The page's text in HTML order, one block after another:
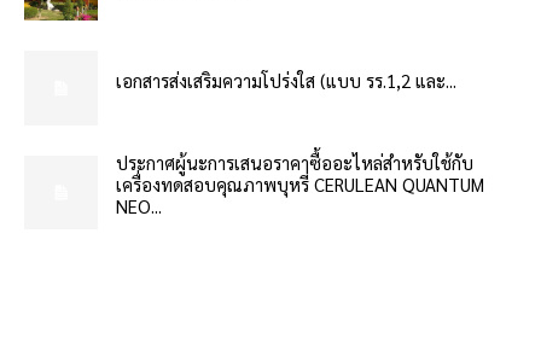
เอกสารส่งเสริมความโปร่งใส (แบบ รร.1,2 และ...
ประกาศผู้นะการเสนอราคาซื้ออะไหล่สำหรับใช้กับ
เครื่องทดสอบคุณภาพบุหรี่ CERULEAN QUANTUM
NEO...